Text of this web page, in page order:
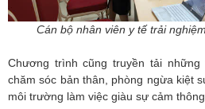
Cán bộ nhân viên y tế trải
Chương trình cũng truyền tải
chăm sóc bản thân, phòng ngừa kiệt
môi trường làm việc giàu sự cảm